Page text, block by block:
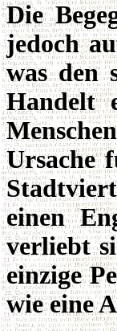
Die
jedoch
was den
Handelt
Ursache
einen
verliebt
einzige
wie eine